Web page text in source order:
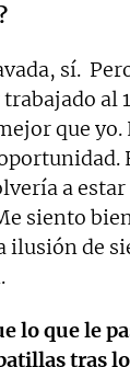
sí.
al
que yo.
a
siento
ilusión de
lo que le
tras